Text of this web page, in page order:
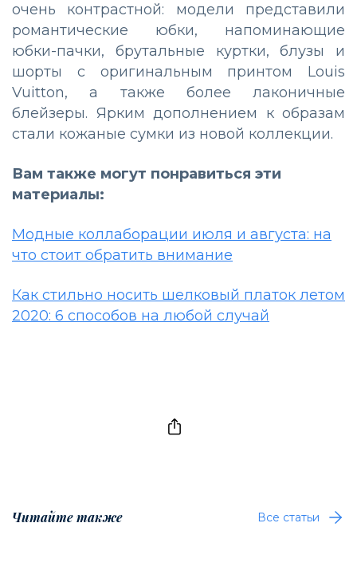
очень контрастной: модели представили
романтические юбки, напоминающие
юбки-пачки, брутальные куртки, блузы и
шорты с оригинальным принтом Louis
Vuitton, а также более лаконичные
блейзеры. Ярким дополнением к образам
стали кожаные сумки из новой коллекции.
Вам также могут понравиться эти
материалы:
Модные коллаборации июля и августа: на
что стоит обратить внимание
Как стильно носить шелковый платок летом
2020: 6 способов на любой случай
Читайте также Все статьи